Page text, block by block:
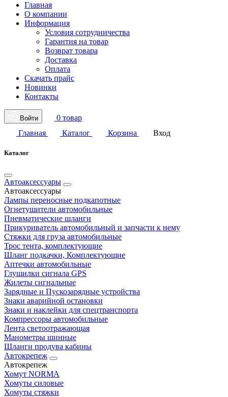
Главная
О компании
Информация
Условия сотрудничества
Гарантия на товар
Возврат товара
Доставка
Оплата
Скачать прайс
Новинки
Контакты
Войти
0 товар
Главная
Каталог Корзина Вход
Каталог
Автоаксессуары
Автоаксессуары
Лампы переносные подкапотные
Огнетушители автомобильные
Пневматические шланги
Прикуриватель автомобильный и запчасти к нему
Стяжки для груза автомобильные
Трос тента, комплектующие
Шланг подкачки, Комплектующие
Аптечки автомобильные
Глушилки сигнала GPS
Жилеты сигнальные
Зарядные и Пускозарядные устройства
Знаки аварийной остановки
Знаки и наклейки для спецтранспорта
Компрессоры автомобильные
Лента светоотражающая
Манометры шинные
Шланги продува кабины
Автокрепеж
Автокрепеж
Хомут NORMA
Хомуты силовые
Хомуты стяжки